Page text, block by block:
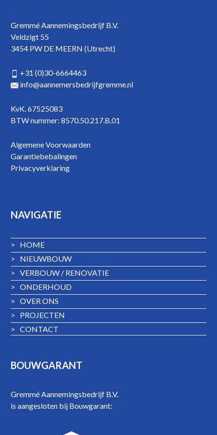
Gremmé Aannemingsbedrijf B.V.
Veldzigt 55
3454 PW DE MEERN (Utrecht)
+31 (0)30-6664463
info@aannemersbedrijfgremme.nl
KvK. 67525083
BTW nummer: 8570.50.217.B.01
Algemene Voorwaarden
Garantiebebalingen
Privacyverklaring
NAVIGATIE
>
HOME
>
NIEUWBOUW
> VERBOUW / RENOVATIE
> ONDERHOUD
> OVER ONS
>
PROJECTEN
> CONTACT
BOUWGARANT
Gremmé Aannemingsbedrijf B.V.
is aangesloten bij Bouwgarant: